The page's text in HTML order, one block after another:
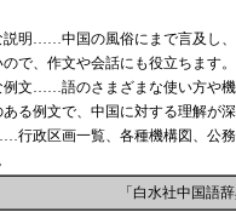
説明……中国の風俗にまで言及し
で、作文や会話にも役立ちます。
例文……語のさまざまな使い方や
ある例文で、中国に対する理解が
行政区画一覧、各種機構図、公
「白水社中国語